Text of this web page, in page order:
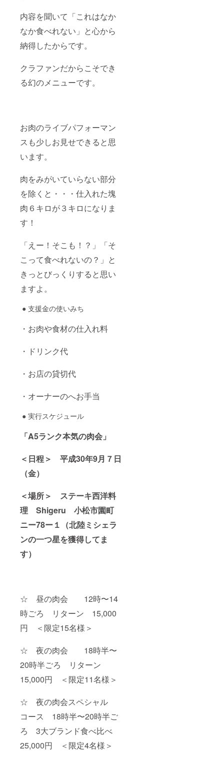
内容を聞いて「これはなか
なか食べれない」と心から
納得したからです。
クラファンだからこそでき
る幻のメニューです。
お肉のライブパフォーマン
スも少しお見せできると思
います。
肉をみがいていらない部分
を除くと・・・仕入れた塊
肉６キロが３キロになりま
す！
「えー！そこも！？」「そ
こって食べれないの？」と
きっとびっくりすると思い
ますよ。
● 支援金の使いみち
・お肉や食材の仕入れ料
・ドリンク代
・お店の貸切代
・オーナーのへお手当
● 実行スケジュール
「A5ランク本気の肉会」
＜日程＞ 平成30年9月７日
（金）
＜場所＞ ステーキ西洋料
理 Shigeru 小松市園町
ニー78ー１（北陸ミシェラ
ンの一つ星を獲得してま
す）
☆ 昼の肉会 12時〜14
時ごろ リターン 15,000
円 ＜限定15名様＞
☆ 夜の肉会 18時半〜
20時半ごろ リターン
15,000円 ＜限定11名様＞
☆ 夜の肉会スペシャル
コース 18時半〜20時半ご
ろ 3大ブランド食べ比べ
25,000円 ＜限定4名様＞